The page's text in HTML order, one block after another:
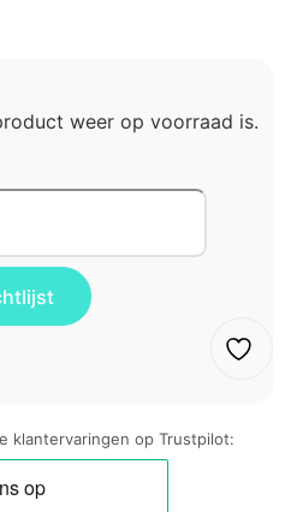
weer op voorraad is.
klantervaringen op Trustpilot: